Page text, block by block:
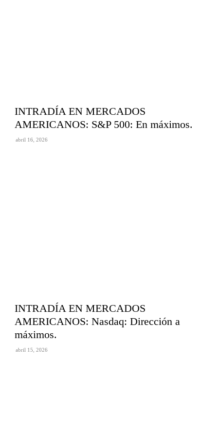
INTRADÍA EN MERCADOS
AMERICANOS: S&P 500: En máximos.
abril 16, 2026
INTRADÍA EN MERCADOS
AMERICANOS: Nasdaq: Dirección a
máximos.
abril 15, 2026